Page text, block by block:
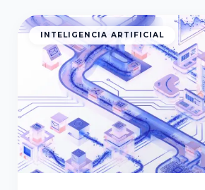
INTELIGENCIA ARTIFICIAL